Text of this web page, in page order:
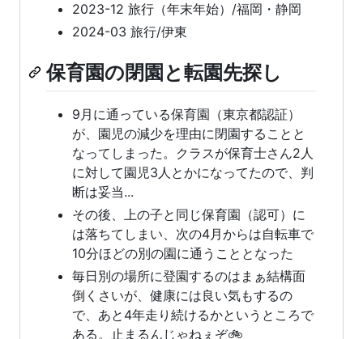
2023-12 旅行（年末年始）/福岡・静岡
2024-03 旅行/伊東
保育園の閉園と転園先探し
9月に通っている保育園（東京都認証）
が、園児の減少を理由に閉園することと
なってしまった。クラスが保育士さん2人
に対して園児3人とかになってたので、判
断は妥当...
その後、上の子と同じ保育園（認可）に
は落ちてしまい、次の4月からは自転車で
10分ほどの別の園に通うこととなった
毎日別の場所に登園するのはまぁ結構面
倒くさいが、健康には良い気もするの
で、あと4年走り続けるかというところで
ある。止まるんじゃねぇぞ🚲